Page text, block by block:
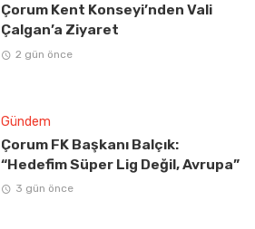
Çorum Kent Konseyi’nden Vali
Çalgan’a Ziyaret
2 gün önce
Gündem
Çorum FK Başkanı Balçık:
“Hedefim Süper Lig Değil, Avrupa”
3 gün önce